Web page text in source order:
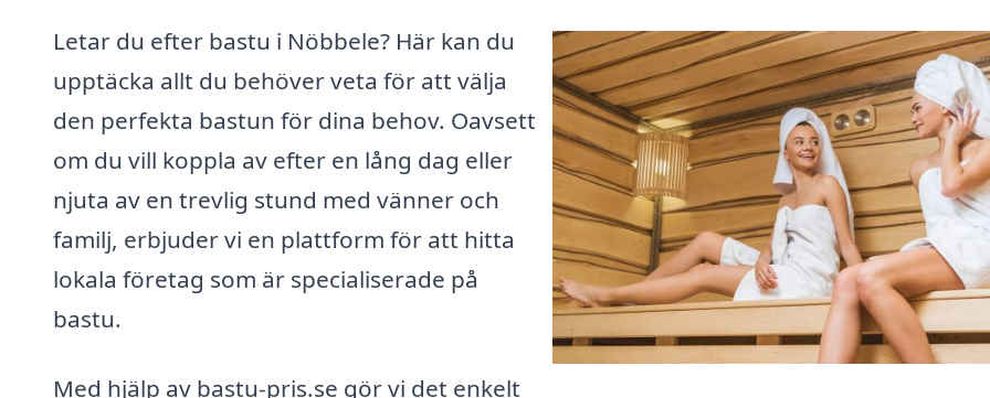
Letar du efter bastu i Nöbbele? Här kan du
upptäcka allt du behöver veta för att välja
den perfekta bastun för dina behov. Oavsett
om du vill koppla av efter en lång dag eller
njuta av en trevlig stund med vänner och
familj, erbjuder vi en plattform för att hitta
lokala företag som är specialiserade på
bastu.
Med hjälp av bastu-pris.se gör vi det enkelt